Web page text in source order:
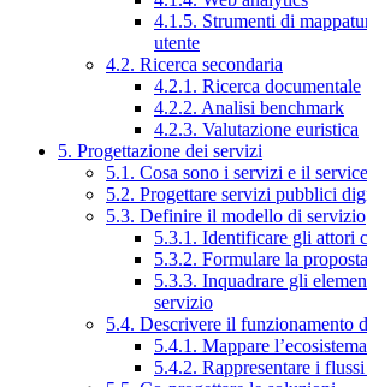
4.1.5. Strumenti di
utente
4.2. Ricerca secondaria
4.2.1. Ricerca documentale
4.2.2. Analisi benchmark
4.2.3. Valutazione euristica
5. Progettazione dei servizi
5.1. Cosa sono i servizi e il
5.2. Progettare servizi pubblici
5.3. Definire il modello di servizio
5.3.1. Identificare gli attori
5.3.2. Formulare la
5.3.3. Inquadrare gli
servizio
5.4. Descrivere il funzionamento
5.4.1. Mappare l’ecosistema
5.4.2. Rappresentare i